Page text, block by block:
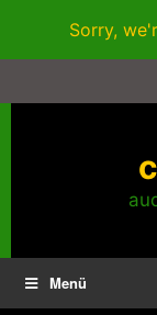
Sorry,
Menü